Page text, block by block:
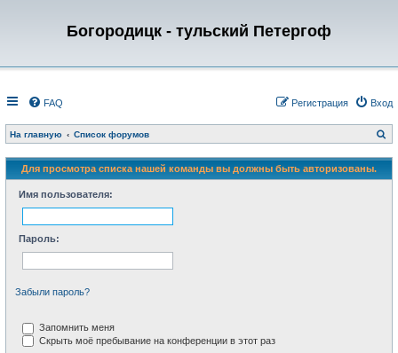
Богородицк - тульский Петергоф
FAQ Вход
Регистрация
На главную Список форумов
о
с
Для просмотра списка нашей команды вы должны быть авторизованы.
Имя пользователя:
Пароль:
Забыли пароль?
Запомнить меня
Скрыть моё пребывание на конференции в этот раз